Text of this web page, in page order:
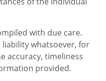
with due care.
liability whatsoever, for
accuracy, timeliness
provided.